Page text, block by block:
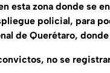
esta zona donde se
policial, para
de Querétaro,
no se